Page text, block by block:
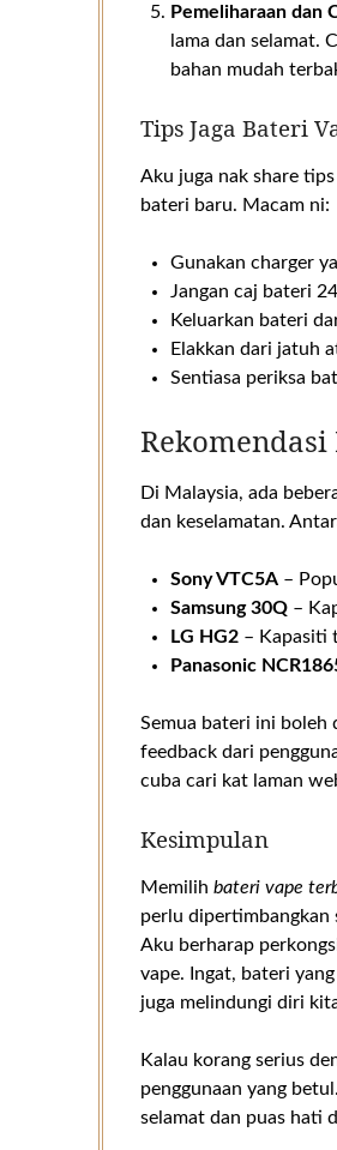
Pemeliharaan dan
lama dan selamat.
bahan mudah
Tips Jaga Bateri
Aku juga nak share
bateri baru. Macam ni:
Gunakan charger
Jangan caj bateri
Keluarkan bateri
Elakkan dari jatuh
Sentiasa periksa
Di Malaysia, ada
dan keselamatan.
Sony VTC5A –
Samsung 30Q –
LG HG2 – Kapasiti
Panasonic
Semua bateri ini boleh
feedback dari
cuba cari kat laman
Kesimpulan
Memilihbateri vape
perlu dipertimbangkan
Aku berharap
vape. Ingat, bateri
juga melindungi diri
Kalau korang serius
penggunaan yang
selamat dan puas hati